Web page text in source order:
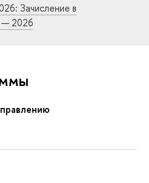
Зачисление в
— 2026